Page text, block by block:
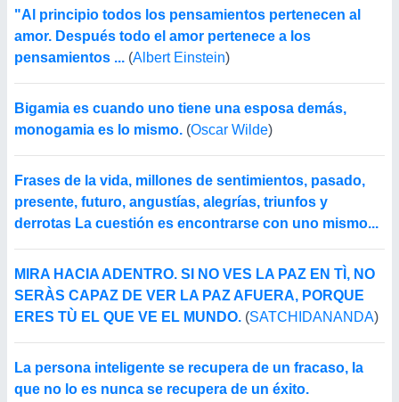
"Al principio todos los pensamientos pertenecen al
amor. Después todo el amor pertenece a los
pensamientos ... (Albert Einstein)
Bigamia es cuando uno tiene una esposa demás,
monogamia es lo mismo. (Oscar Wilde)
Frases de la vida, millones de sentimientos, pasado,
presente, futuro, angustías, alegrías, triunfos y
derrotas La cuestión es encontrarse con uno mismo...
MIRA HACIA ADENTRO. SI NO VES LA PAZ EN TÌ, NO
SERÀS CAPAZ DE VER LA PAZ AFUERA, PORQUE
ERES TÙ EL QUE VE EL MUNDO. (SATCHIDANANDA)
La persona inteligente se recupera de un fracaso, la
que no lo es nunca se recupera de un éxito.